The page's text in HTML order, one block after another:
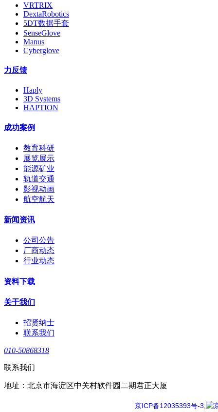
VRTRIX
DextaRobotics
5DT数据手套
SenseGlove
Manus
Cyberglove
力反馈
Haply
3D Systems
HAPTION
成功案例
教育科研
展览展示
能源矿业
轨道交通
影视动画
航空航天
新闻资讯
公司公告
厂商动态
行业动态
资料下载
关于我们
招贤纳士
联系我们
010-50868318
联系我们
地址：北京市海淀区中关村软件园二期君正大厦
京ICP备12035393号-3;